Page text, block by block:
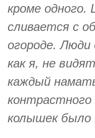
кроме одного.
сливается с
огороде. Люди
как я, не
каждый
колышек было